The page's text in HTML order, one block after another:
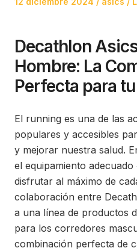
Decathlon
Hombre: La
Perfecta para
El running es una de las
populares y accesibles
y mejorar nuestra salud.
el equipamiento
disfrutar al máximo de
colaboración entre
a una línea de productos
para los corredores
combinación perfecta de